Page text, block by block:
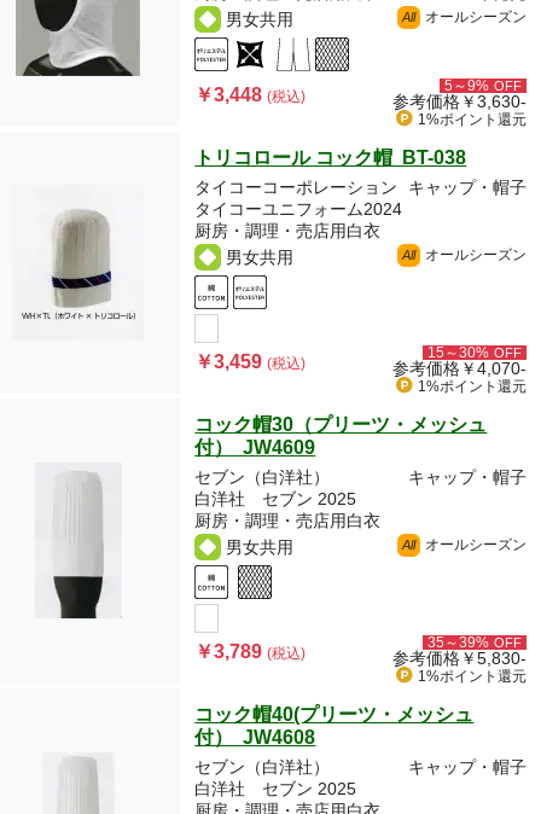
男女共用
All オールシーズン
￥3,448(税込)
5～9% OFF
参考価格￥3,630-
1%ポイント 還元
トリコロール コック帽 BT-038
タイコーコーポレーション
キャップ・帽子
タイコーユニフォーム2024
厨房・調理・売店用白衣
男女共用
All オールシーズン
￥3,459(税込)
15～30% OFF
参考価格￥4,070-
1%ポイント 還元
コック帽30（プリーツ・メッシュ
付） JW4609
セブン（白洋社）
キャップ・帽子
白洋社 セブン 2025
厨房・調理・売店用白衣
男女共用
All オールシーズン
￥3,789(税込)
35～39% OFF
参考価格￥5,830-
1%ポイント 還元
コック帽40(プリーツ・メッシュ
付） JW4608
セブン（白洋社）
キャップ・帽子
白洋社 セブン 2025